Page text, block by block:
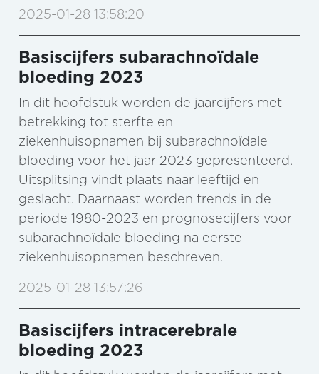
2025-01-28 13:58:20
Basiscijfers subarachnoïdale
bloeding 2023
In dit hoofdstuk worden de jaarcijfers met
betrekking tot sterfte en
ziekenhuisopnamen bij subarachnoïdale
bloeding voor het jaar 2023 gepresenteerd.
Uitsplitsing vindt plaats naar leeftijd en
geslacht. Daarnaast worden trends in de
periode 1980-2023 en prognosecijfers voor
subarachnoïdale bloeding na eerste
ziekenhuisopnamen beschreven.
2025-01-28 13:57:26
Basiscijfers intracerebrale
bloeding 2023